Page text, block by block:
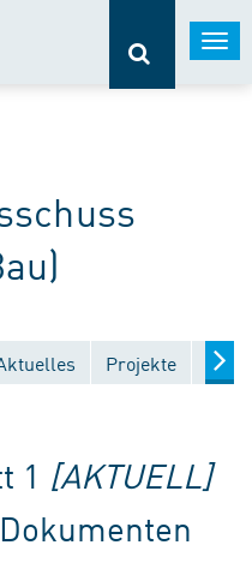
Projekte
1 [AKTUELL]